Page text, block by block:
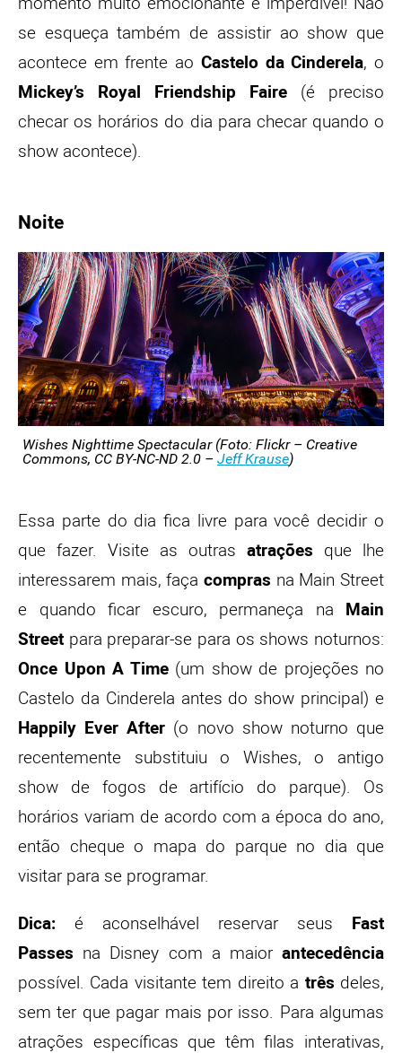
se esqueça também de assistir ao show que
acontece em frente ao Castelo da Cinderela, o
Mickey’s Royal Friendship Faire (é preciso
checar os horários do dia para checar quando o
show acontece).
Noite
Wishes Nighttime Spectacular (Foto: Flickr – Creative
Commons, CC BY-NC-ND 2.0 – Jeff Krause)
Essa parte do dia fica livre para você decidir o
que fazer. Visite as outras atrações que lhe
interessarem mais, faça compras na Main Street
e quando ficar escuro, permaneça na
Main
Street para preparar-se para os shows noturnos:
Once Upon A Time(um show de projeções no
Castelo da Cinderela antes do show principal) e
Happily Ever After (o novo show noturno que
recentemente substituiu o Wishes, o antigo
show de fogos de artifício do parque). Os
horários variam de acordo com a época do ano,
então cheque o mapa do parque no dia que
visitar para se programar.
Dica: é aconselhável reservar seus
Fast
Passes na Disney com a maior antecedência
possível. Cada visitante tem direito a três deles,
sem ter que pagar mais por isso. Para algumas
atrações específicas que têm filas interativas,